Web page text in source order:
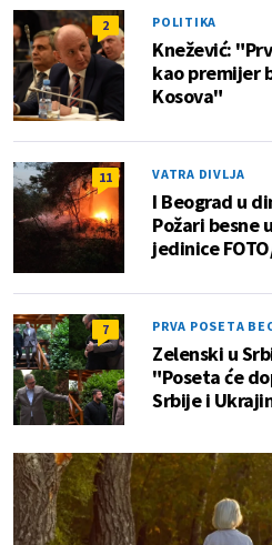
2 POLITIKA
Knežević:
kao premijer
Kosova"
11 VATRA DIVLJA
I Beograd u
Požari besne
jedinice
7 PRVA POSETA
Zelenski u
"Poseta će
Srbije i